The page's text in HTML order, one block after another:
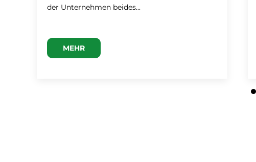
der Unternehmen beides...
MEHR